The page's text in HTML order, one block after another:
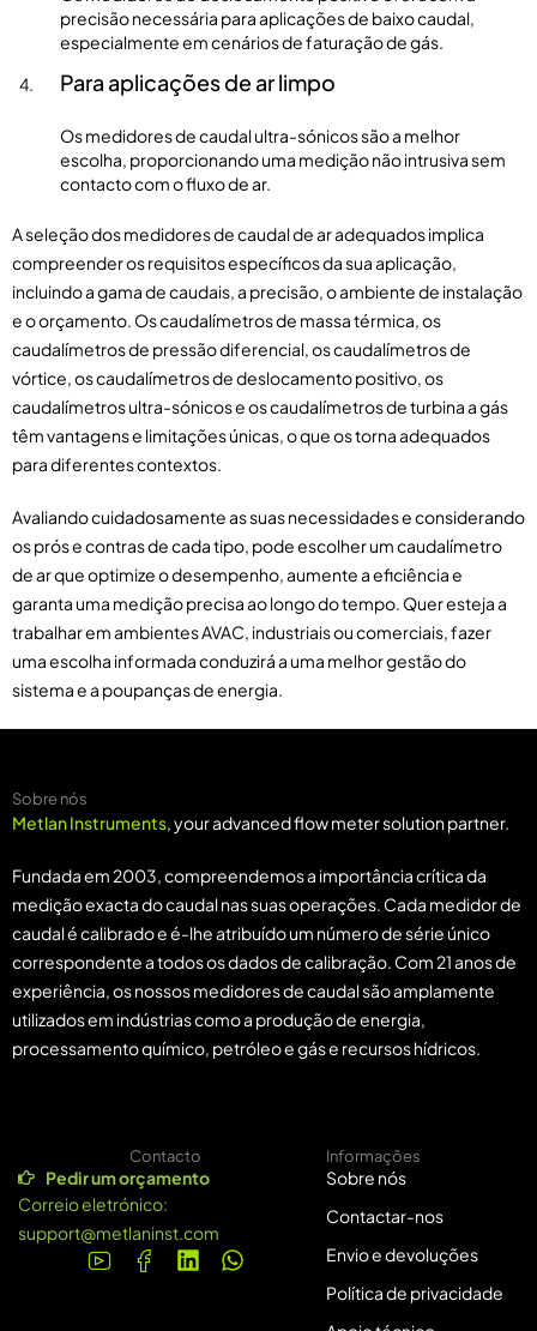
precisão necessária para aplicações de baixo caudal,
especialmente em cenários de faturação de gás.
Para aplicações de ar limpo
Os medidores de caudal ultra-sónicos são a melhor
escolha, proporcionando uma medição não intrusiva sem
contacto com o fluxo de ar.
A seleção dos medidores de caudal de ar adequados implica
compreender os requisitos específicos da sua aplicação,
incluindo a gama de caudais, a precisão, o ambiente de instalação
e o orçamento. Os caudalímetros de massa térmica, os
caudalímetros de pressão diferencial, os caudalímetros de
vórtice, os caudalímetros de deslocamento positivo, os
caudalímetros ultra-sónicos e os caudalímetros de turbina a gás
têm vantagens e limitações únicas, o que os torna adequados
para diferentes contextos.
Avaliando cuidadosamente as suas necessidades e considerando
os prós e contras de cada tipo, pode escolher um caudalímetro
de ar que optimize o desempenho, aumente a eficiência e
garanta uma medição precisa ao longo do tempo. Quer esteja a
trabalhar em ambientes AVAC, industriais ou comerciais, fazer
uma escolha informada conduzirá a uma melhor gestão do
sistema e a poupanças de energia.
Sobre nós
Metlan Instruments, your advanced flow meter solution partner.
Fundada em 2003, compreendemos a importância crítica da
medição exacta do caudal nas suas operações. Cada medidor de
caudal é calibrado e é-lhe atribuído um número de série único
correspondente a todos os dados de calibração. Com 21 anos de
experiência, os nossos medidores de caudal são amplamente
utilizados em indústrias como a produção de energia,
processamento químico, petróleo e gás e recursos hídricos.
Contacto
Pedir um orçamento
Correio eletrónico:
support@metlaninst.com
Informações
Sobre nós
Contactar-nos
Envio e devoluções
Política de privacidade